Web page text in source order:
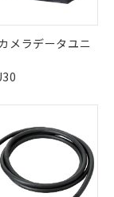
っても、流通
す。
くは販売店へお
ご検索ください
メラデータユニ